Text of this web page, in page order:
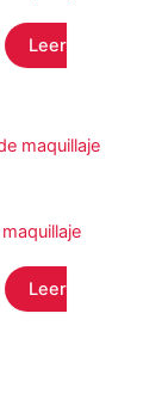
Leer
Leer